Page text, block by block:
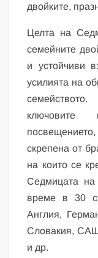
двойките,
Целта на
семейните
и устойчиви
усилията на
ключовите
скрепена от
на които се
Седмицата
време в 30
Англия,
Словакия,
и др.